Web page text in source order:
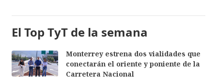
El Top TyT de la semana
Monterrey estrena dos vialidades que
conectarán el oriente y poniente de la
Carretera Nacional